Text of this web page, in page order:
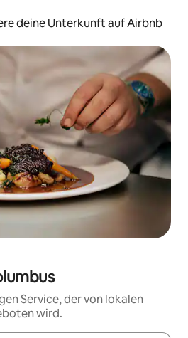
deine Unterkunft auf Airbnb
Service, der von lokalen
wird.